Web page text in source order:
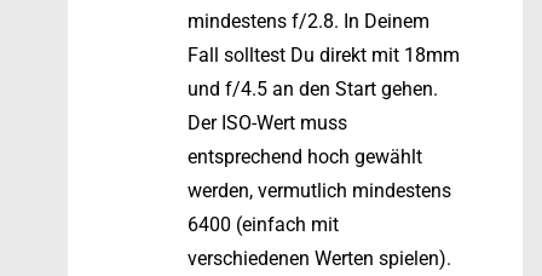
mindestens f/2.8. In Deinem
Fall solltest Du direkt mit 18mm
und f/4.5 an den Start gehen.
Der ISO-Wert muss
entsprechend hoch gewählt
werden, vermutlich mindestens
6400 (einfach mit
verschiedenen Werten spielen).